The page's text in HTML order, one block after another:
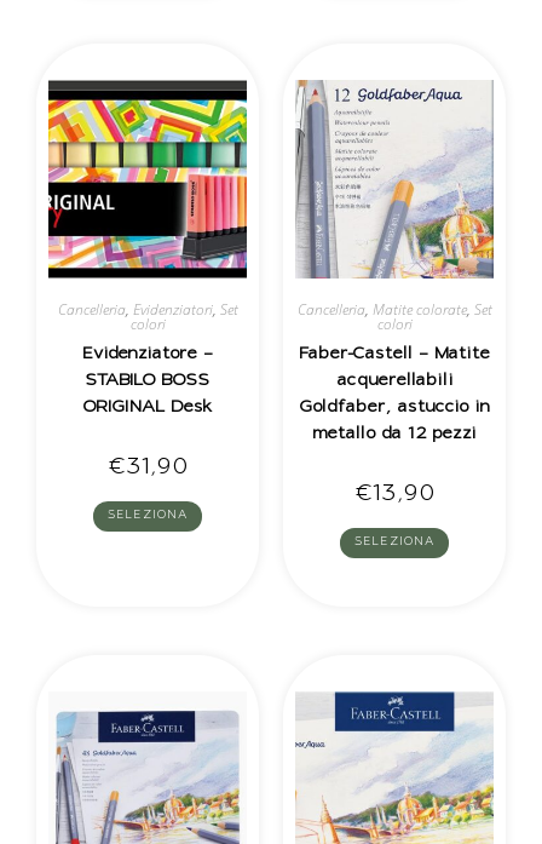
Cancelleria, Evidenziatori, Set
colori
Evidenziatore –
STABILO BOSS
ORIGINAL Desk
€31,90
SELEZIONA
Cancelleria, Matite colorate, Set
colori
Faber-Castell – Matite
acquerellabili
Goldfaber, astuccio in
metallo da 12 pezzi
€13,90
SELEZIONA